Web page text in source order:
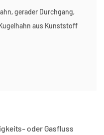
gerader Durchgang,
aus Kunststoff
oder Gasfluss